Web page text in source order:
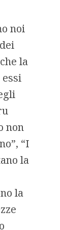
noi
la
non
“I
la
la